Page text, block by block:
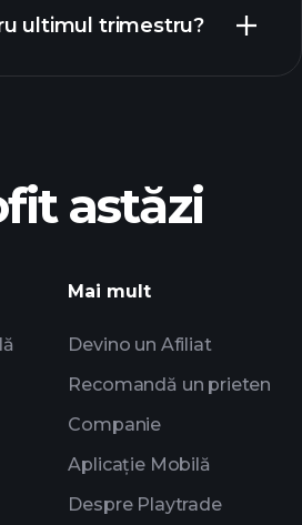
calendarului
ultimul trimestru?
astăzi
Mai mult
Devino un Afiliat
Recomandă un prieten
Companie
Aplicație Mobilă
Despre Playtrade